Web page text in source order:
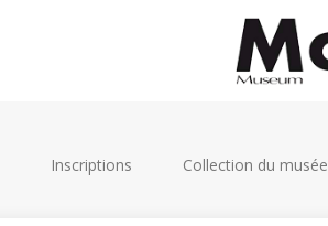
Inscriptions Collection du musée